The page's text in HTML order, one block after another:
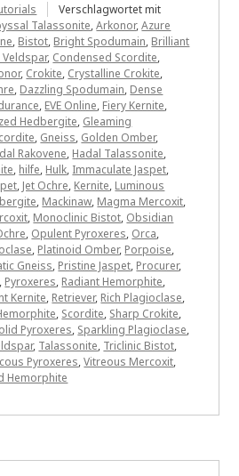
Verschlagwortet mit
Talassonite,Arkonor,Azure
, Bistot, Bright Spodumain, Brilliant
, Condensed Scordite,
, Crokite, Crystalline Crokite,
, Dazzling Spodumain, Dense
, EVE Online, Fiery Kernite,
Hedbergite, Gleaming
, Gneiss, Golden Omber,
Rakovene, Hadal Talassonite,
, hilfe, Hulk, Immaculate Jaspet,
, Jet Ochre, Kernite, Luminous
, Mackinaw, Magma Mercoxit,
, Monoclinic Bistot, Obsidian
, Opulent Pyroxeres, Orca,
, Platinoid Omber, Porpoise,
Gneiss, Pristine Jaspet, Procurer,
, Pyroxeres, Radiant Hemorphite,
Kernite, Retriever, Rich Plagioclase,
, Scordite, Sharp Crokite,
Pyroxeres, Sparkling Plagioclase,
, Talassonite, Triclinic Bistot,
Pyroxeres,Vitreous Mercoxit,
Hemorphite